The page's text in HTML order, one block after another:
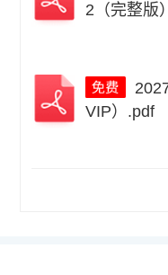
2（完整版
VIP）.pdf